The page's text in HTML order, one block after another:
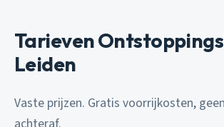
Tarieven
Leiden
Vaste prijzen. Gratis voorrijkosten,